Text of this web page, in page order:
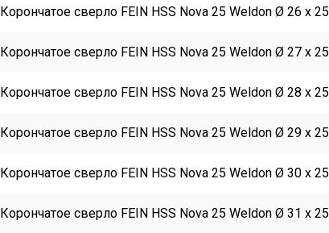
Корончатое сверло FEIN HSS Nova 25 Weldon Ø 26 x 25
Корончатое сверло FEIN HSS Nova 25 Weldon Ø 27 x 25
Корончатое сверло FEIN HSS Nova 25 Weldon Ø 28 x 25
Корончатое сверло FEIN HSS Nova 25 Weldon Ø 29 x 25
Корончатое сверло FEIN HSS Nova 25 Weldon Ø 30 x 25
Корончатое сверло FEIN HSS Nova 25 Weldon Ø 31 x 25